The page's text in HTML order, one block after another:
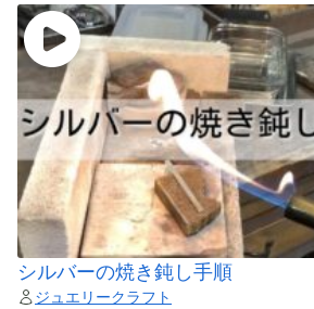
シルバーの焼き鈍し手順
ジュエリークラフト